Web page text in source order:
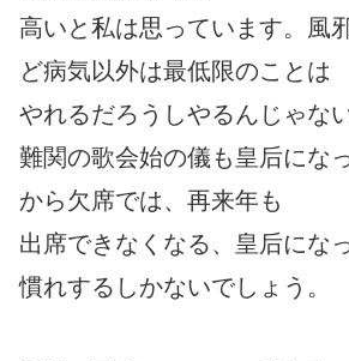
高いと私は思っています。風
ど病気以外は最低限のことは
やれるだろうしやるんじゃな
難関の歌会始の儀も皇后にな
から欠席では、再来年も
出席できなくなる、皇后にな
慣れするしかないでしょう。